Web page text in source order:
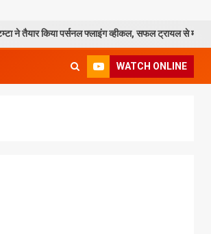
फ्लाइंग व्हीकल, सफल ट्रायल से मची चर्चा
WATCH ONLINE